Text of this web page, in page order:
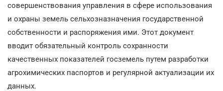
совершенствования управления в сфере использования
и охраны земель сельхозназначения государственной
собственности и распоряжения ими. Этот документ
вводит обязательный контроль сохранности
качественных показателей госземель путем разработки
агрохимических паспортов и регулярной актуализации их
данных.